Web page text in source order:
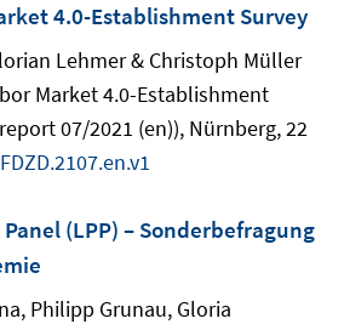
4.0-Establishment Survey
Lehmer & Christoph Müller
Market 4.0-Establishment
07/2021 (en)), Nürnberg, 22
(LPP) – Sonderbefragung
Philipp Grunau, Gloria